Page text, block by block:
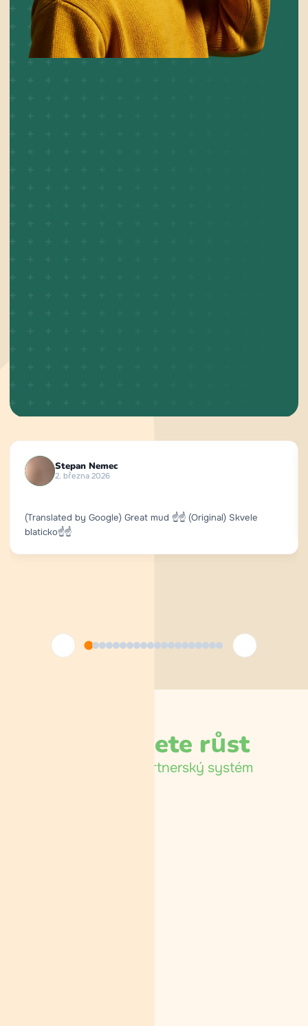
Stepan Nemec
2. března 2026
(Translated by Google) Great mud ☝️☝️ (Original) Skvele
blaticko☝️☝️
Jak můžete růst
partnerský systém